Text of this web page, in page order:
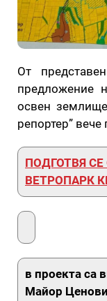
От
предложение
освен
репортер” вече
ПОДГОТВЯ
ВЕТРОПАРК
в проекта са
Майор